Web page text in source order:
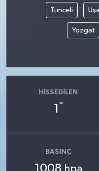
Tunceli
Yozgat
HISSEDILEN
1 °
BASINÇ